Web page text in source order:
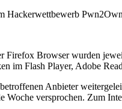
Hackerwettbewerb
Firefox Browser wurden
im Flash Player, Adobe
Anbieter
Woche versprochen. Zum